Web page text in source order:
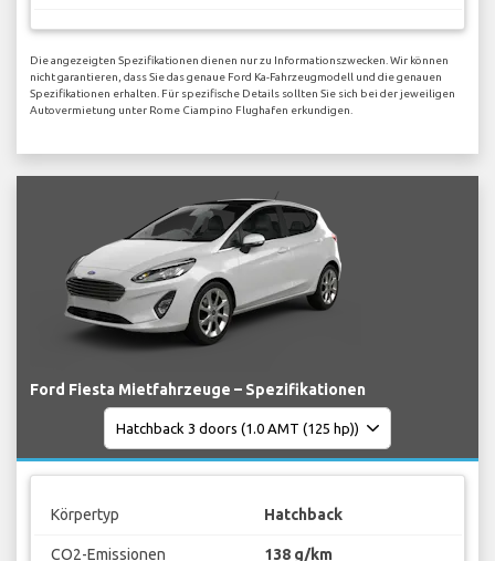
Die angezeigten Spezifikationen dienen nur zu Informationszwecken. Wir können
nicht garantieren, dass Sie das genaue Ford Ka-Fahrzeugmodell und die genauen
Spezifikationen erhalten. Für spezifische Details sollten Sie sich bei der jeweiligen
Autovermietung unter Rome Ciampino Flughafen erkundigen.
Ford Fiesta Mietfahrzeuge – Spezifikationen
Körpertyp Hatchback
CO2-Emissionen 138 g/km